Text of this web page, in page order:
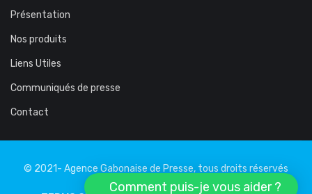
Présentation
Nos produits
Liens Utiles
Communiqués de presse
Contact
© 2021- Agence Gabonaise de Presse, tous droits réservés
Comment puis-je vous aider ?